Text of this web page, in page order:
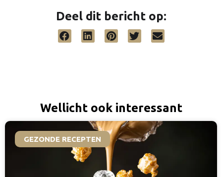
Deel dit bericht op:
Wellicht ook interessant
GEZONDE RECEPTEN